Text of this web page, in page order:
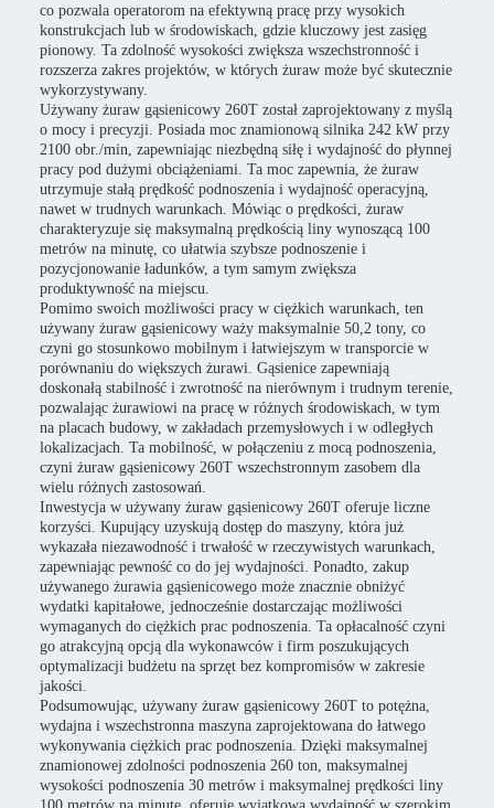
co pozwala operatorom na efektywną pracę przy wysokich
konstrukcjach lub w środowiskach, gdzie kluczowy jest zasięg
pionowy. Ta zdolność wysokości zwiększa wszechstronność i
rozszerza zakres projektów, w których żuraw może być skutecznie
wykorzystywany.
Używany żuraw gąsienicowy 260T został zaprojektowany z myślą
o mocy i precyzji. Posiada moc znamionową silnika 242 kW przy
2100 obr./min, zapewniając niezbędną siłę i wydajność do płynnej
pracy pod dużymi obciążeniami. Ta moc zapewnia, że żuraw
utrzymuje stałą prędkość podnoszenia i wydajność operacyjną,
nawet w trudnych warunkach. Mówiąc o prędkości, żuraw
charakteryzuje się maksymalną prędkością liny wynoszącą 100
metrów na minutę, co ułatwia szybsze podnoszenie i
pozycjonowanie ładunków, a tym samym zwiększa
produktywność na miejscu.
Pomimo swoich możliwości pracy w ciężkich warunkach, ten
używany żuraw gąsienicowy waży maksymalnie 50,2 tony, co
czyni go stosunkowo mobilnym i łatwiejszym w transporcie w
porównaniu do większych żurawi. Gąsienice zapewniają
doskonałą stabilność i zwrotność na nierównym i trudnym terenie,
pozwalając żurawiowi na pracę w różnych środowiskach, w tym
na placach budowy, w zakładach przemysłowych i w odległych
lokalizacjach. Ta mobilność, w połączeniu z mocą podnoszenia,
czyni żuraw gąsienicowy 260T wszechstronnym zasobem dla
wielu różnych zastosowań.
Inwestycja w używany żuraw gąsienicowy 260T oferuje liczne
korzyści. Kupujący uzyskują dostęp do maszyny, która już
wykazała niezawodność i trwałość w rzeczywistych warunkach,
zapewniając pewność co do jej wydajności. Ponadto, zakup
używanego żurawia gąsienicowego może znacznie obniżyć
wydatki kapitałowe, jednocześnie dostarczając możliwości
wymaganych do ciężkich prac podnoszenia. Ta opłacalność czyni
go atrakcyjną opcją dla wykonawców i firm poszukujących
optymalizacji budżetu na sprzęt bez kompromisów w zakresie
jakości.
Podsumowując, używany żuraw gąsienicowy 260T to potężna,
wydajna i wszechstronna maszyna zaprojektowana do łatwego
wykonywania ciężkich prac podnoszenia. Dzięki maksymalnej
znamionowej zdolności podnoszenia 260 ton, maksymalnej
wysokości podnoszenia 30 metrów i maksymalnej prędkości liny